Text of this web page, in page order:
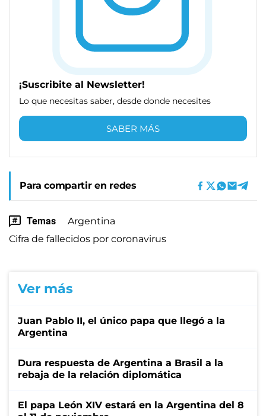
¡Suscribite al Newsletter!
Lo que necesitas saber, desde donde necesites
SABER MÁS
Para compartir en redes
Temas
Argentina
Cifra de fallecidos por coronavirus
Ver más
Juan Pablo II, el único papa que llegó a la
Argentina
Dura respuesta de Argentina a Brasil a la
rebaja de la relación diplomática
El papa León XIV estará en la Argentina del 8